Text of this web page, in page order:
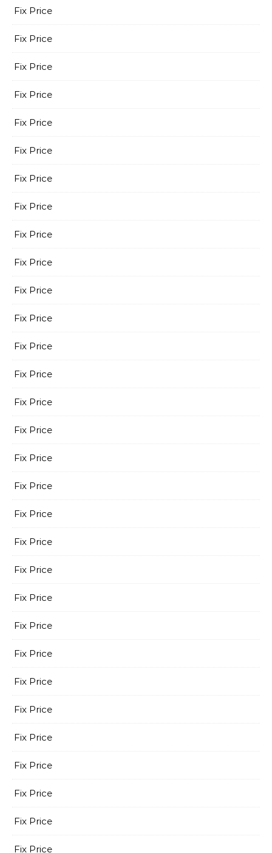
Fix Price
Fix Price
Fix Price
Fix Price
Fix Price
Fix Price
Fix Price
Fix Price
Fix Price
Fix Price
Fix Price
Fix Price
Fix Price
Fix Price
Fix Price
Fix Price
Fix Price
Fix Price
Fix Price
Fix Price
Fix Price
Fix Price
Fix Price
Fix Price
Fix Price
Fix Price
Fix Price
Fix Price
Fix Price
Fix Price
Fix Price